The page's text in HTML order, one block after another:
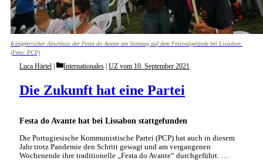
Kämpferischer Abschluss der Festa do Avante am Sonntag auf dem Festivalgelände bei Lissabon.
(Foto: PCP)
Festa do Avante hat bei Lissabon stattgefunden
Die Zukunft hat eine Partei
Luca Härtel Categories
Internationales UZ vom 10. September 2021
Die Portugiesische Kommunistische Partei (PCP) hat auch in diesem
Jahr trotz Pandemie den Schritt gewagt und am vergangenen
Wochenende ihre traditionelle „Festa do Avante“ durchgeführt. …